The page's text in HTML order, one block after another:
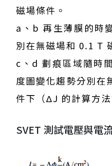
磁場條件。
a、b 再生薄膜的時
別在無磁場和 0.1 T
c、d 劃痕區域隨時
度圖變化趨勢分別在
件下（ΔJ 的計算方法
SVET 測試電壓與電